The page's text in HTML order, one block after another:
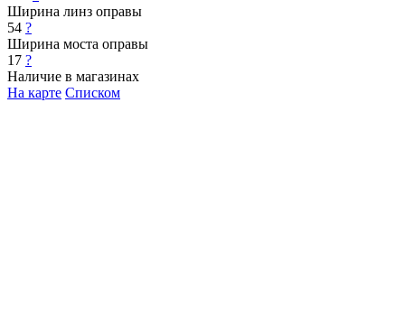
Ширина линз оправы
54 ?
Ширина моста оправы
17 ?
Наличие в магазинах
На карте Списком